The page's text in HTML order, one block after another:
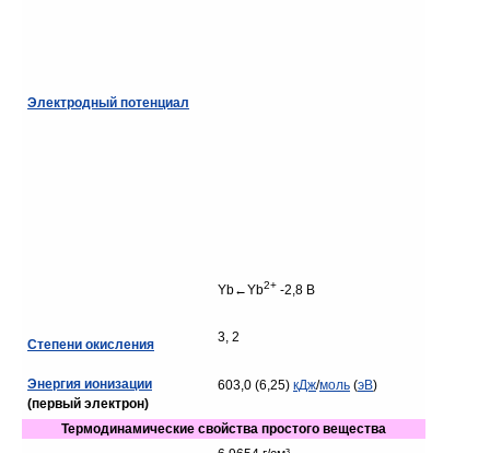
Электродный потенциал
Yb←Yb2+ -2,8 В
Степени окисления 3, 2
Энергия ионизации
(первый электрон)
603,0 (6,25) кДж/моль (эВ)
Термодинамические свойства простого вещества